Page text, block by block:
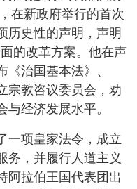
在新政府举行的首次
历史性的声明，声明
的改革方案。他在声
治国基本法》、
宗教咨议委员会，劝
经济发展水平。
一项皇家法令，成立
务，并履行人道主义
阿拉伯王国代表团出